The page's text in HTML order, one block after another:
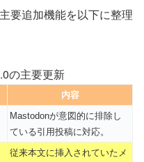
要追加機能を以下に整理
の主要更新
内容
Mastodonが意図的に排除し
ている引用投稿に対応。
従来本文に挿入されていたメ